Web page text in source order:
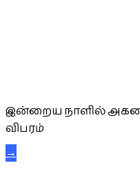
இன்றைய நாளில்
விபரம்
→